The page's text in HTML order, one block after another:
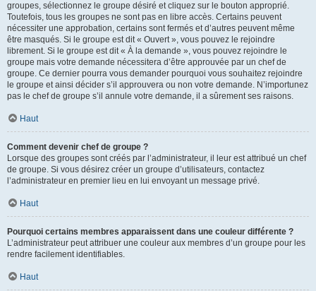
groupes, sélectionnez le groupe désiré et cliquez sur le bouton approprié.
Toutefois, tous les groupes ne sont pas en libre accès. Certains peuvent
nécessiter une approbation, certains sont fermés et d’autres peuvent même
être masqués. Si le groupe est dit « Ouvert », vous pouvez le rejoindre
librement. Si le groupe est dit « À la demande », vous pouvez rejoindre le
groupe mais votre demande nécessitera d’être approuvée par un chef de
groupe. Ce dernier pourra vous demander pourquoi vous souhaitez rejoindre
le groupe et ainsi décider s’il approuvera ou non votre demande. N’importunez
pas le chef de groupe s’il annule votre demande, il a sûrement ses raisons.
Haut
Comment devenir chef de groupe ?
Lorsque des groupes sont créés par l’administrateur, il leur est attribué un chef
de groupe. Si vous désirez créer un groupe d’utilisateurs, contactez
l’administrateur en premier lieu en lui envoyant un message privé.
Haut
Pourquoi certains membres apparaissent dans une couleur différente ?
L’administrateur peut attribuer une couleur aux membres d’un groupe pour les
rendre facilement identifiables.
Haut